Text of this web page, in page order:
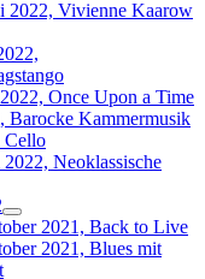
2022, Vivienne Kaarow
Once Upon a Time
Barocke Kammermusik
Cello
Neoklassische
2021, Back to Live
2021, Blues mit